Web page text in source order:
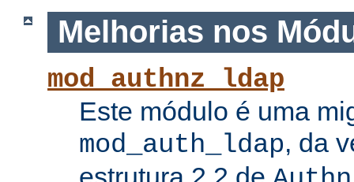
Melhorias nos
mod_authnz_ldap
Este módulo é uma
mod_auth_ldap, da